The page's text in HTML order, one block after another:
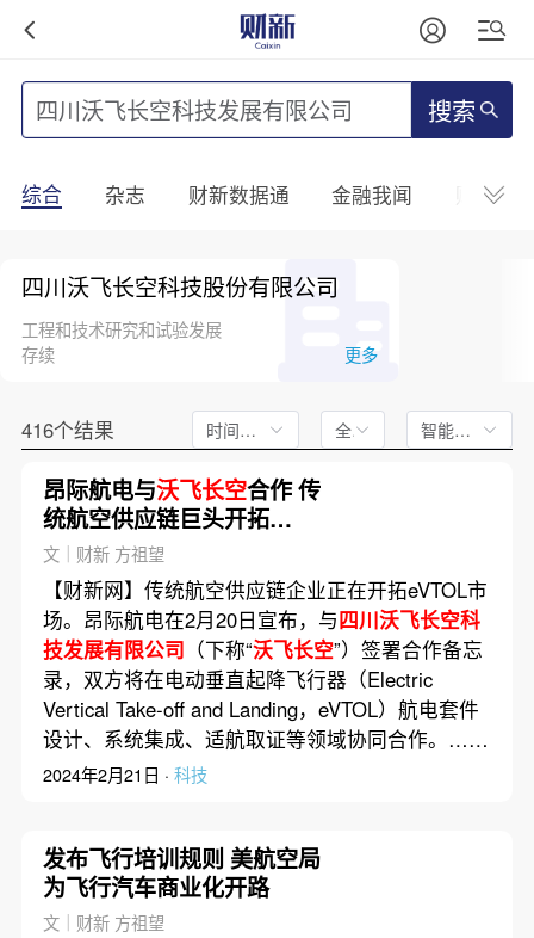
搜索
综合 杂志 财新数据通 金融我闻 财新
四川沃飞长空科技股份有限公司
工程和技术研究和试验发展
存续
更多
416个结果 时间不限 全文 智能排序
昂际航电与沃飞长空合作 传
统航空供应链巨头开拓
eVTOL市场
文｜财新 方祖望
【财新网】传统航空供应链企业正在开拓eVTOL市
场。昂际航电在2月20日宣布，与四川沃飞长空科
技发展有限公司 （下称“沃飞长空”）签署合作备忘
录，双方将在电动垂直起降飞行器（Electric
Vertical Take-off and Landing，eVTOL）航电套件
设计、系统集成、适航取证等领域协同合作。……
2024年2月21日 · 科技
发布飞行培训规则 美航空局
为飞行汽车商业化开路
文｜财新 方祖望